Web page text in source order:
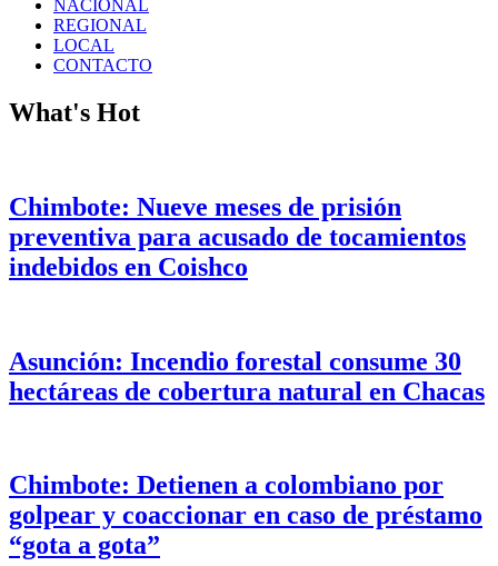
NACIONAL
REGIONAL
LOCAL
CONTACTO
What's Hot
Chimbote: Nueve meses de prisión
preventiva para acusado de tocamientos
indebidos en Coishco
Asunción: Incendio forestal consume 30
hectáreas de cobertura natural en Chacas
Chimbote: Detienen a colombiano por
golpear y coaccionar en caso de préstamo
“gota a gota”